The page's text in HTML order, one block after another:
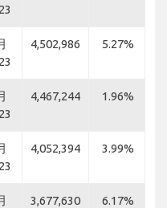
4,502,986 5.27%
4,467,244 1.96%
4,052,394 3.99%
3,677,630 6.17%